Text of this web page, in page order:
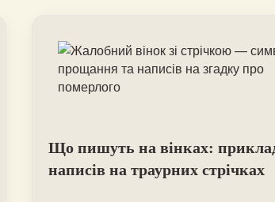
Що пишуть на вінках:
написів на траурних стрічках